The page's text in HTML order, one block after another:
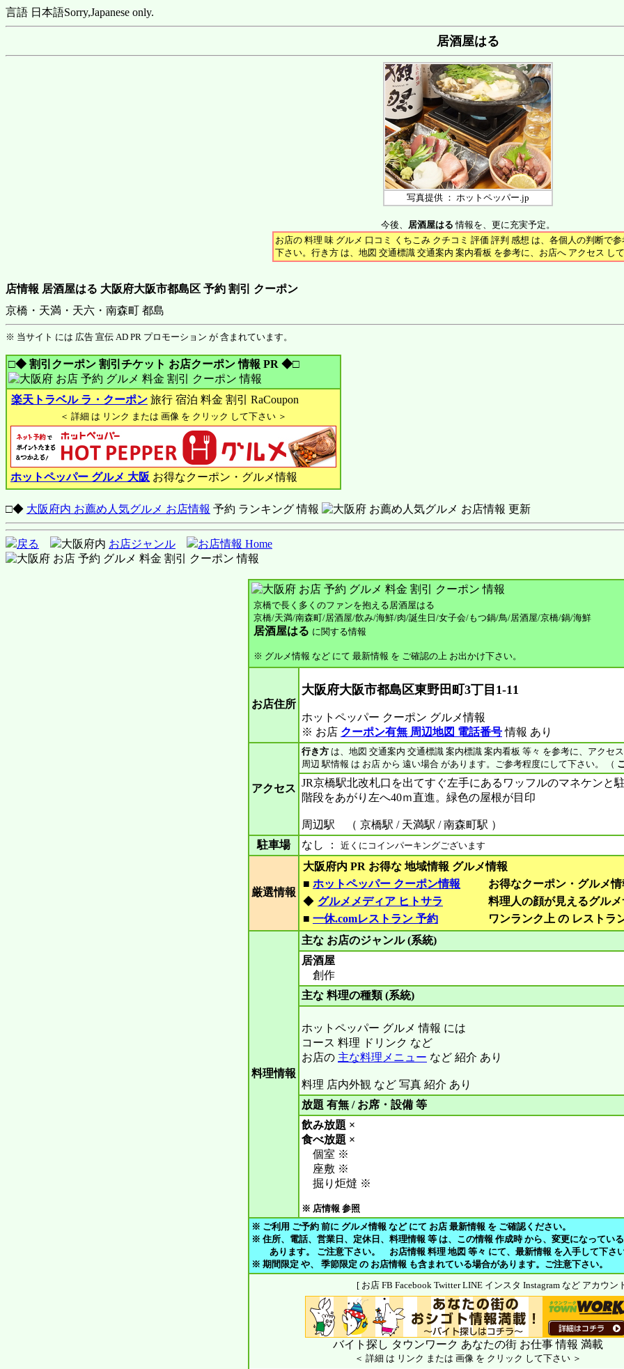
言語 日本語Sorry,Japanese only.
居酒屋はる
写真提供 ： ホットペッパー.jp
今後、 居酒屋はる 情報を、更に充実予定。
お店の 料理 味 グルメ 口コミ くちこみ クチコミ 評価 評判 感想 は、各個人の判断で
下さい。行き方 は、地図 交通標識 交通案内 案内看板 を参考に、お店へ アクセス し
店情報 居酒屋はる 大阪府大阪市都島区 予約 割引 クーポン
京橋・天満・天六・南森町 都島
※ 当サイト には 広告 宣伝 AD PR プロモーション が 含まれています。
□◆ 割引クーポン 割引チケット お店クーポン 情報 PR ◆□
楽天トラベル ラ・クーポン 旅行 宿泊 料金 割引 RaCoupon
＜ 詳細 は リンク または 画像 を クリック して下さい ＞
ホットペッパー グルメ 大阪 お得なクーポン・グルメ情報
□◆ 大阪府内 お薦め人気グルメ お店情報 予約 ランキング 情報
戻る 大阪府内 お店ジャンル お店情報 Home
京橋で長く多くのファンを抱える居酒屋はる
京橋/天満/南森町/居酒屋/飲み/海鮮/肉/誕生日/女子会/もつ鍋/鳥/居酒屋/京橋/鍋/海鮮
居酒屋はる に関する情報
※ グルメ情報 など にて 最新情報 を ご確認の上 お出かけ下さい。
お店住所
大阪府大阪市都島区東野田町3丁目1-11
ホットペッパー クーポン グルメ情報
※ お店 クーポン有無 周辺地図 電話番号情報 あり
アクセス
行き方 は、地図 交通案内 交通標識 案内標識 案内看板 等々 を参考に、アクセ
周辺 駅情報 は お店 から 遠い場合 があります。ご参考程度にして下さい。 （
JR京橋駅北改札口を出てすぐ左手にあるワッフルのマネケンと
階段をあがり左へ40ｍ直進。緑色の屋根が目印
周辺駅 （ 京橋駅 / 天満駅 / 南森町駅 ）
駐車場
なし ： 近くにコインパーキングございます
厳選情報
大阪府内 PR お得な 地域情報 グルメ情報
■ ホットペッパー クーポン情報
お得なクーポン・グルメ
◆ グルメメディア ヒトサラ
料理人の顔が見えるグル
■ 一休.comレストラン 予約 ワンランク上 の レストラ
料理情報
主な お店のジャンル (系統)
居酒屋
創作
主な 料理の種類 (系統)
ホットペッパー グルメ 情報 には
コース 料理 ドリンク など
お店の 主な料理メニュー など 紹介 あり
料理 店内外観 など 写真 紹介 あり
放題 有無 / お席・設備 等
飲み放題 ×
食べ放題 ×
個室 ※
座敷 ※
掘り炬燵 ※
※ 店情報 参照
※ ご利用 ご予約 前に グルメ情報 など にて お店 最新情報 を ご確認ください。
※ 住所、電話、営業日、定休日、料理情報 等 は、この情報 作成時 から、変更になってい
あります。 ご注意下さい。 お店情報 料理 地図 等々 にて、最新情報 を入手して下さ
※ 期間限定 や、 季節限定 の お店情報 も含まれている場合があります。ご注意下さい。
[ お店 FB Facebook Twitter LINE インスタ Instagram など アカウン
バイト探し タウンワーク あなたの街 お仕事 情報 満載
＜ 詳細 は リンク または 画像 を クリック して下さい ＞